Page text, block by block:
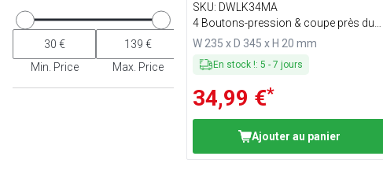
Min. Price Max. Price
SKU: DWLK34MA
4 Boutons-pression & coupe près du
corps
W 235 x D 345 x H 20 mm
En stock !: 5 - 7 jours
34,99 €*
Ajouter au panier